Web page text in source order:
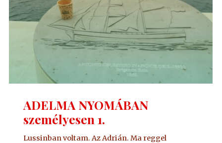
ADELMA NYOMÁBAN
személyesen 1.
Lussinban voltam. Az Adrián. Ma reggel